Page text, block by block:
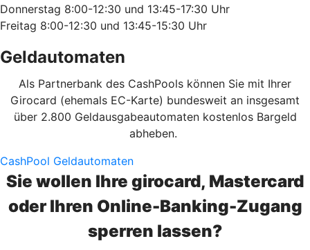
Donnerstag 8:00-12:30 und 13:45-17:30 Uhr
Freitag 8:00-12:30 und 13:45-15:30 Uhr
Geldautomaten
Als Partnerbank des CashPools können Sie mit Ihrer
Girocard (ehemals EC-Karte) bundesweit an insgesamt
über 2.800 Geldausgabeautomaten kostenlos Bargeld
abheben.
CashPool Geldautomaten
Sie wollen Ihre girocard, Mastercard
oder Ihren Online-Banking-Zugang
sperren lassen?